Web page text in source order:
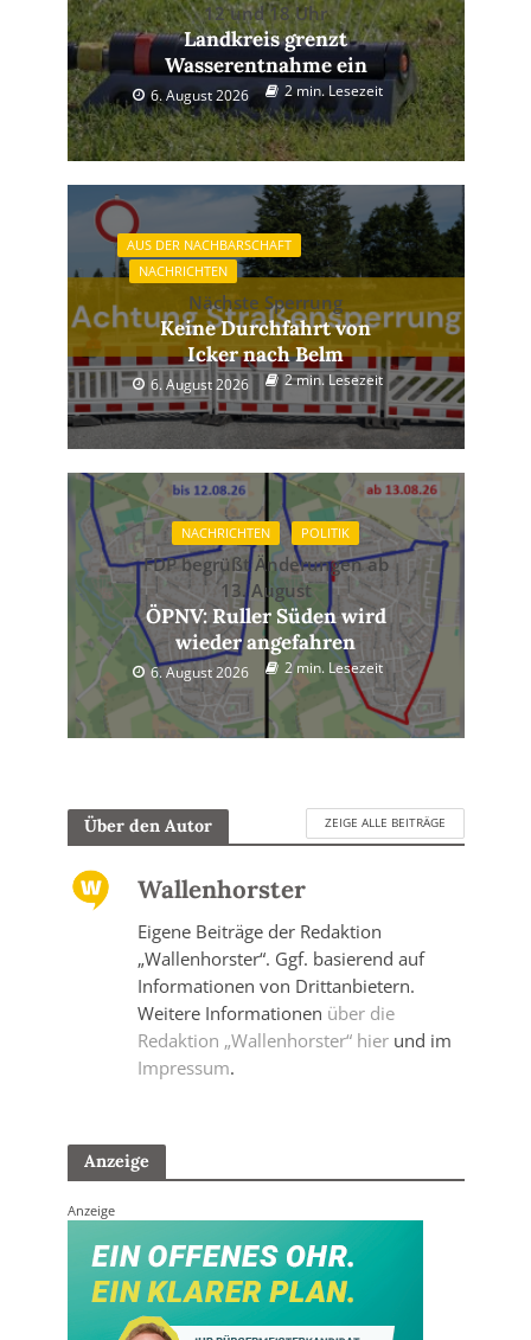
12 und 18 Uhr
Landkreis grenzt
Wasserentnahme ein
6. August 2026 2 min. Lesezeit
AUS DER NACHBARSCHAFT
NACHRICHTEN
Nächste Sperrung
Keine Durchfahrt von
Icker nach Belm
6. August 2026 2 min. Lesezeit
NACHRICHTEN POLITIK
FDP begrüßt Änderungen ab
13. August
ÖPNV: Ruller Süden wird
wieder angefahren
6. August 2026 2 min. Lesezeit
Über den Autor ZEIGE ALLE BEITRÄGE
Wallenhorster
Eigene Beiträge der Redaktion
„Wallenhorster“. Ggf. basierend auf
Informationen von Drittanbietern.
Weitere Informationen über die
Redaktion „Wallenhorster“ hierund im
Impressum.
Anzeige
Anzeige